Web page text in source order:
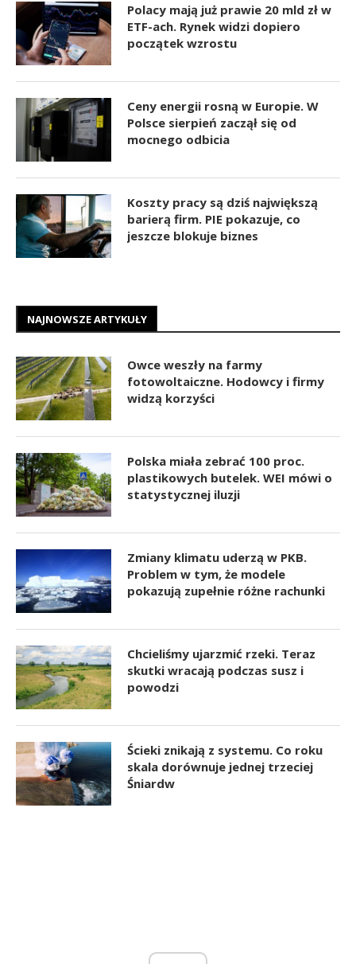
Polacy mają już prawie 20 mld zł w
ETF-ach. Rynek widzi dopiero
początek wzrostu
Ceny energii rosną w Europie. W
Polsce sierpień zaczął się od
mocnego odbicia
Koszty pracy są dziś największą
barierą firm. PIE pokazuje, co
jeszcze blokuje biznes
NAJNOWSZE ARTYKUŁY
Owce weszły na farmy
fotowoltaiczne. Hodowcy i firmy
widzą korzyści
Polska miała zebrać 100 proc.
plastikowych butelek. WEI mówi o
statystycznej iluzji
Zmiany klimatu uderzą w PKB.
Problem w tym, że modele
pokazują zupełnie różne rachunki
Chcieliśmy ujarzmić rzeki. Teraz
skutki wracają podczas susz i
powodzi
Ścieki znikają z systemu. Co roku
skala dorównuje jednej trzeciej
Śniardw